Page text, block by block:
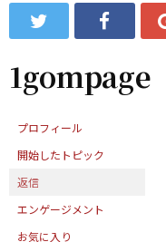
ッ
フ
ォ
ム
1gompage
プロフィール
開始したトピック
返信
エンゲージメント
お気に入り